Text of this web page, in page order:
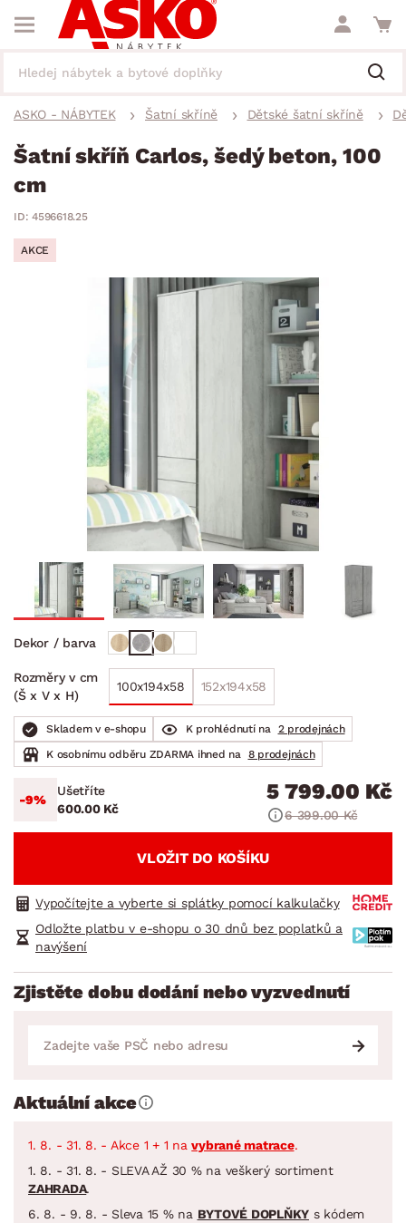
ASKO - NÁBYTEK Šatní skříně Dětské šatní skříně
Šatní skříň Carlos, šedý beton, 100
cm
ID: 4596618.25
AKCE
Dekor / barva
Rozměry v cm
(Š x V x H)
100x194x58 152x194x58
Skladem v e-shopu K prohlédnutí na
2 prodejnách
K osobnímu odběru ZDARMA ihned na
8 prodejnách
-9%
Ušetříte
600.00 Kč
5 799.00 Kč
6 399.00 Kč
VLOŽIT DO KOŠÍKU
Vypočítejte a vyberte si splátky pomocí kalkulačky
Odložte platbu v e-shopu o 30 dnů bez poplatků a
navýšení
Zjistěte dobu dodání nebo vyzvednutí
Aktuální akce
1. 8. - 31. 8. - Akce 1 + 1 navybrané matrace.
1. 8. - 31. 8. - SLEVA AŽ 30 % na veškerý sortiment
ZAHRADA.
6. 8. - 9. 8. - Sleva 15 % na BYTOVÉ DOPLŇKY s kódem